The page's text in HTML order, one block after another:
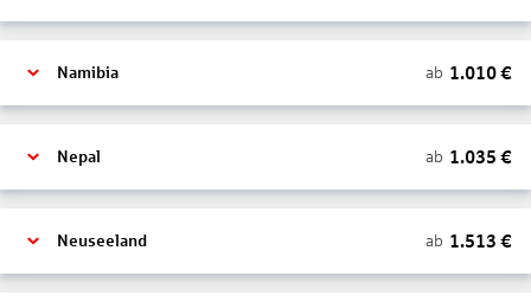
Namibia ab 1.010€
Nepal ab 1.035 €
Neuseeland ab 1.513 €